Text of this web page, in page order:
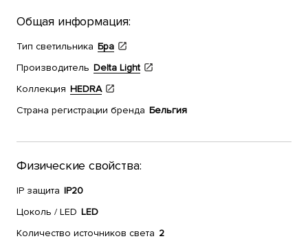
Общая информация:
Тип светильника Бра
Производитель Delta Light
Коллекция HEDRA
Страна регистрации бренда Бельгия
Физические свойства:
IP защита IP20
Цоколь / LED LED
Количество источников света 2